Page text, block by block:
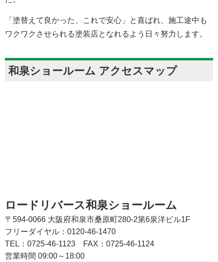
「塗替えて良かった、これで安心」と喜ばれ、施工途中も
ワクワクさせられる塗装店となれるよう日々努力します。
和泉ショールーム アクセスマップ
ロードリバース和泉ショールーム
〒594-0066 大阪府和泉市桑原町280-2第6泉洋ビル1F
フリーダイヤル：0120-46-1470
TEL：0725-46-1123
FAX：0725-46-1124
営業時間 09:00～18:00